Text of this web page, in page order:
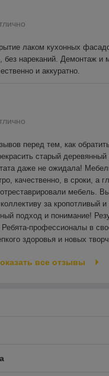
лаком кухонных
без нареканий. Демонтаж и
и аккуратно.
перед тем, как
старый деревянный
даже не ожидала!
качественно, в сроки, а
мебель.
за кропотливый
подход и понимание!
профессионалы в
здоровья и новых
все отзывы